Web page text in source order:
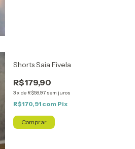
Shorts Saia Fivela
R$179,90
3x de R$59,97 sem juros
R$170,91 com Pix
Comprar